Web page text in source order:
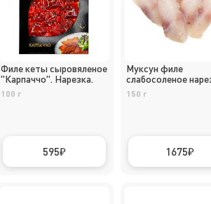
Филе кеты сыровяленое
"Карпаччо". Нарезка.
100 г
595
Муксун филе
слабосоленое
150 г
1675